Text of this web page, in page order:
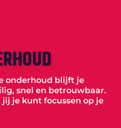
onderhoud blijft je
snel en betrouwbaar.
je kunt focussen op je